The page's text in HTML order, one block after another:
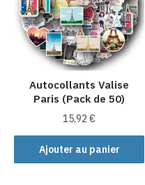
Autocollants Valise
Paris (Pack de 50)
15,92€
Ajouter au panier